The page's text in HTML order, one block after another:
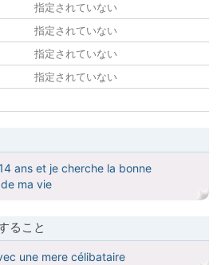
指定されていない
指定されていない
指定されていない
指定されていない
ans et je cherche la bonne
ma vie
ること
une mere célibataire